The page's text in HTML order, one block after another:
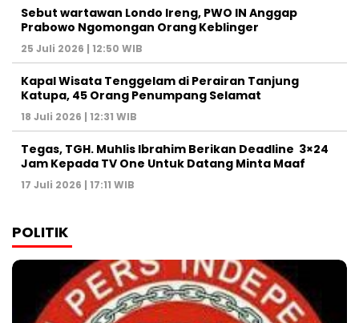
Sebut wartawan Londo Ireng, PWO IN Anggap
Prabowo Ngomongan Orang Keblinger
25 Juli 2026 | 12:50 WIB
Kapal Wisata Tenggelam di Perairan Tanjung
Katupa, 45 Orang Penumpang Selamat
18 Juli 2026 | 12:31 WIB
Tegas, TGH. Muhlis Ibrahim Berikan Deadline 3×24
Jam Kepada TV One Untuk Datang Minta Maaf
17 Juli 2026 | 17:11 WIB
POLITIK